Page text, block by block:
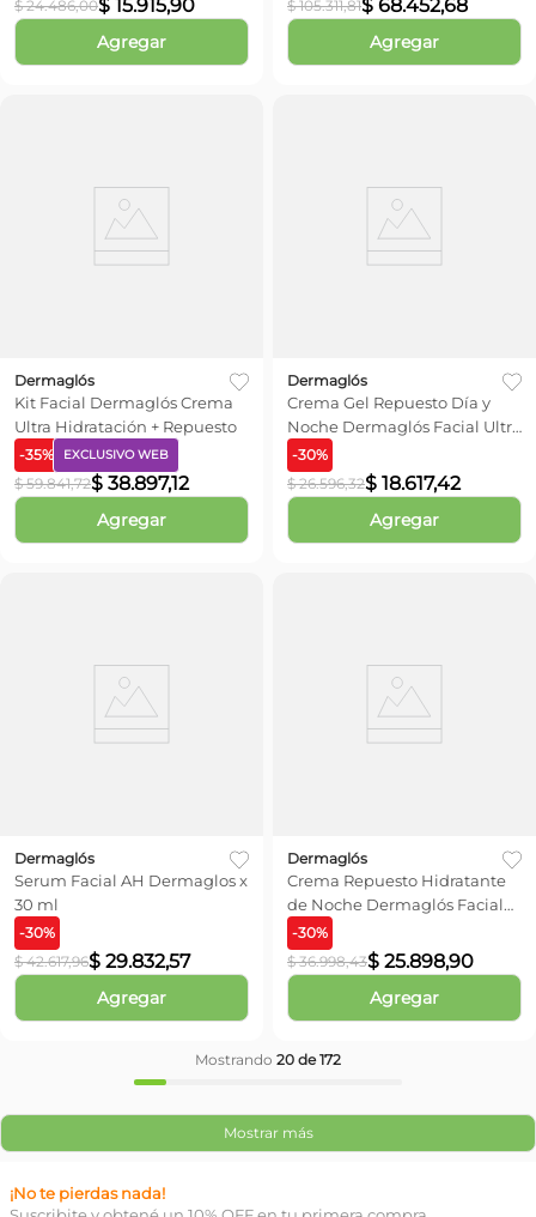
$ 24.486,00$ 15.915,90
Agregar
$ 105.311,81$ 68.452,68
Agregar
Dermaglós
Kit Facial Dermaglós Crema
Ultra Hidratación + Repuesto
-35% EXCLUSIVO WEB
$ 59.841,72$ 38.897,12
Agregar
Dermaglós
Crema Gel Repuesto Día y
Noche Dermaglós Facial Ultra
Hidratación x 50 gr
-30%
$ 26.596,32$ 18.617,42
Agregar
Dermaglós
Serum Facial AH Dermaglos x
30 ml
-30%
$ 42.617,96$ 29.832,57
Agregar
Dermaglós
Crema Repuesto Hidratante
de Noche Dermaglós Facial
Ultra Estructura x 50 gr
-30%
$ 36.998,43$ 25.898,90
Agregar
Mostrando 20 de 172
Mostrar más
¡No te pierdas nada!